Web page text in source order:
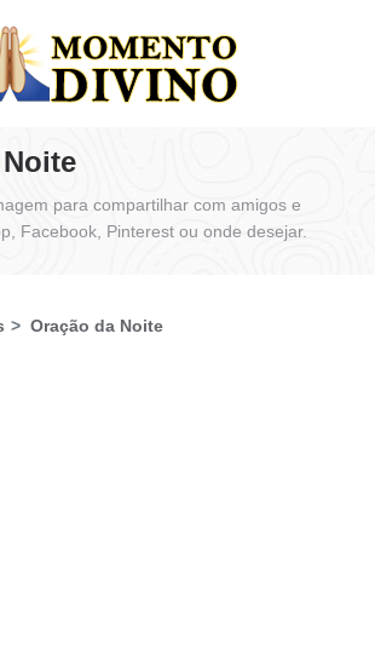
para compartilhar com amigos e
Facebook, Pinterest ou onde desejar.
Oração da Noite